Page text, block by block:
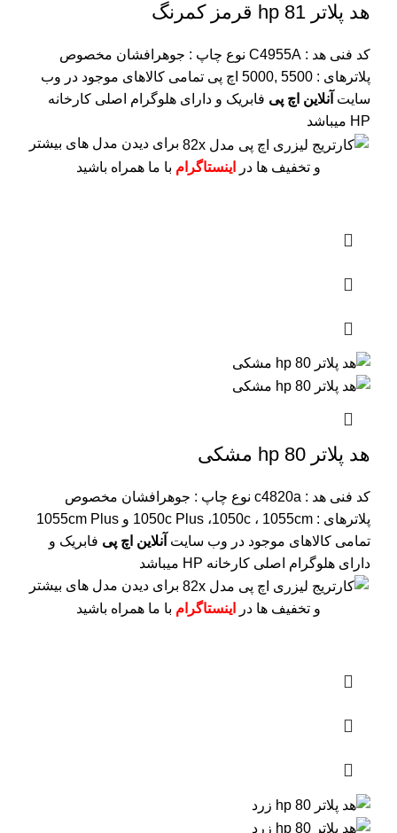
هد پلاتر 81 hp قرمز کمرنگ
کد فنی هد : C4955A نوع چاپ : جوهرافشان مخصوص
پلاترهای : 5500 ,5000 اچ پی
تمامی کالاهای موجود در وب
سایت آنلاین اچ پی فابریک و دارای هلوگرام اصلی کارخانه
HP میباشد
برای دیدن مدل های بیشتر
و تخفیف ها در
اینستاگرام با ما همراه باشید
هد پلاتر 80 hp مشکی
کد فنی هد : c4820a نوع چاپ : جوهرافشان مخصوص
پلاترهای : 1050c Plus ،1050c ، 1055cm و 1055cm Plus
تمامی کالاهای موجود در وب سایت آنلاین اچ پی فابریک و
دارای هلوگرام اصلی کارخانه HP میباشد
برای دیدن مدل های بیشتر
و تخفیف ها در
اینستاگرام با ما همراه باشید